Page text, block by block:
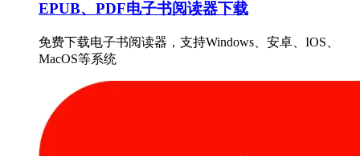
EPUB、PDF电子书阅读器下载
免费下载电子书阅读器，支持Windows、安卓、IOS、
MacOS等系统